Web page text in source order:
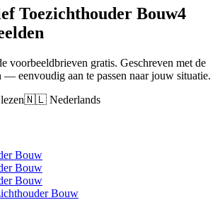
Toezichthouder Bouw4
voorbeeldbrieven gratis. Geschreven met de
— eenvoudig aan te passen naar jouw situatie.
🇳🇱 Nederlands
Bouw
Bouw
Bouw
Bouw